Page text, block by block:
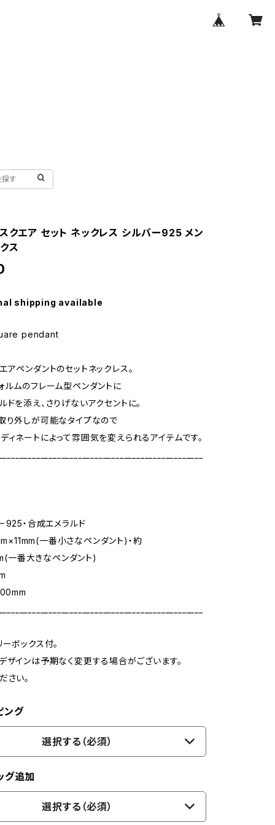
クエア セット ネックレス シルバー925 メン
ス
shipping available
pendant
アペンダントのセットネックレス。
ルムのフレーム型ペンダントに
ドを添え、さりげないアクセントに。
り外しが可能なタイプなので
ィネートによって雰囲気を変えられるアイテムです。
925・合成エメラルド
一番小さなペンダント)・約
一番大きなペンダント)
ボックス付。
ザインは予期なく変更する場合がございます。
さい。
ング
選択する（必須）
グ追加
選択する（必須）